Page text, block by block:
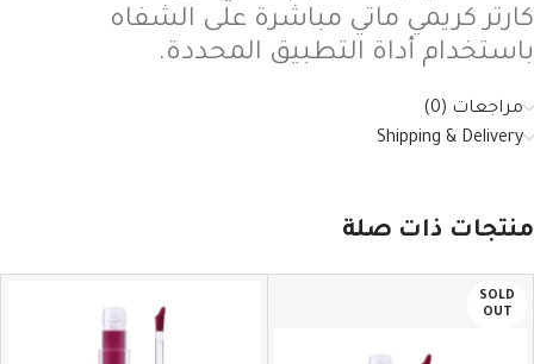
كارتر كريمي ماتي مباشرة على الشفاه
باستخدام أداة التطبيق المحددة.
مراجعات (0)
Shipping & Delivery
منتجات ذات صلة
SOLD
OUT